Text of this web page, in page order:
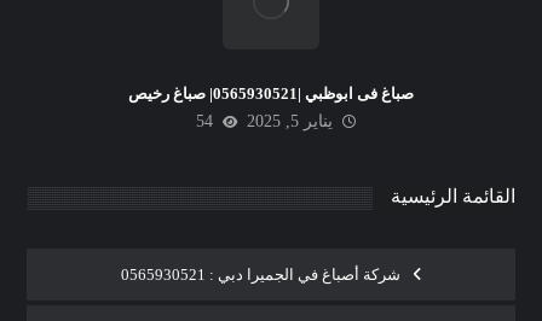
صباغ فى ابوظبي |0565930521| صباغ رخيص
يناير 5, 2025
54
القائمة الرئيسية
شركة أصباغ في الجميرا دبي : 0565930521